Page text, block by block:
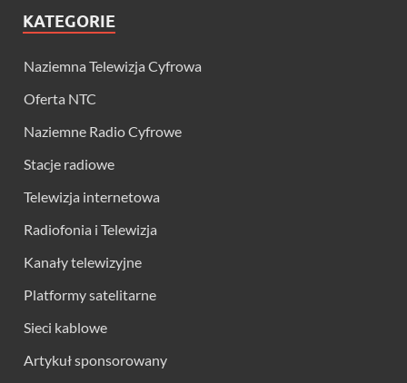
KATEGORIE
Naziemna Telewizja Cyfrowa
Oferta NTC
Naziemne Radio Cyfrowe
Stacje radiowe
Telewizja internetowa
Radiofonia i Telewizja
Kanały telewizyjne
Platformy satelitarne
Sieci kablowe
Artykuł sponsorowany